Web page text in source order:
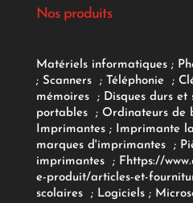
Nos produits
Matériels informatiques;
; Scanners ; Téléphonie ;
mémoires
; Disques durs et
portables
; Ordinateurs de
Imprimantes;Imprimante
marques d'imprimantes
;
imprimantes
; Fhttps://
e-produit/articles-et-
scolaires; Logiciels ;